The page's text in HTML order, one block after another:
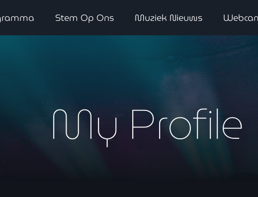
Stem Op Ons Muziek Nieuws
My Profile